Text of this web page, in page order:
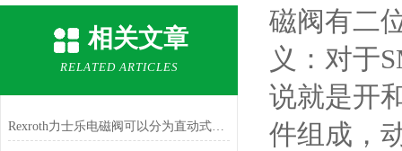
相关文章
RELATED ARTICLES
Rexroth力士乐电磁阀可以分为直动式和间接式两种类型
磁阀有二
义：对于
说就是开
件组成，